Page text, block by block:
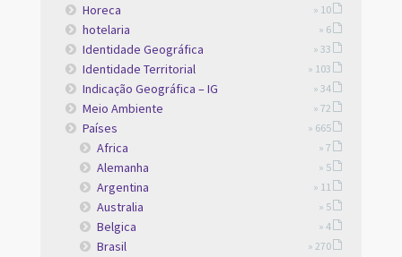
Horeca » 10
hotelaria » 6
Identidade Geográfica » 33
Identidade Territorial » 103
Indicação Geográfica – IG » 34
Meio Ambiente » 72
Países » 665
Africa » 7
Alemanha » 5
Argentina » 11
Australia » 5
Belgica » 4
Brasil » 270